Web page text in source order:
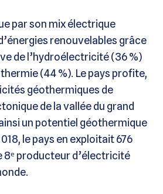
par son mix électrique
renouvelables grâce
de l’hydroélectricité (36 %)
(44 %). Le pays profite,
géothermiques de
de la vallée du grand
un potentiel géothermique
le pays en exploitait 676
8ᵉ producteur d’électricité